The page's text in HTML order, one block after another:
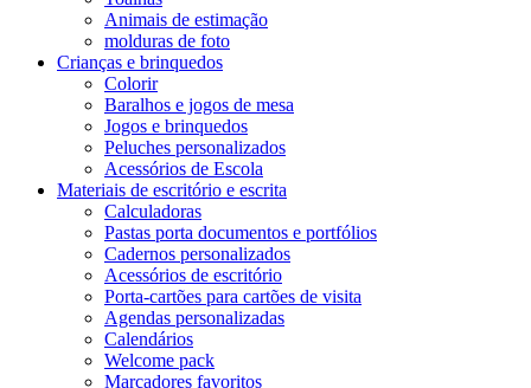
Animais de estimação
molduras de foto
Crianças e brinquedos
Colorir
Baralhos e jogos de mesa
Jogos e brinquedos
Peluches personalizados
Acessórios de Escola
Materiais de escritório e escrita
Calculadoras
Pastas porta documentos e portfólios
Cadernos personalizados
Acessórios de escritório
Porta-cartões para cartões de visita
Agendas personalizadas
Calendários
Welcome pack
Marcadores favoritos